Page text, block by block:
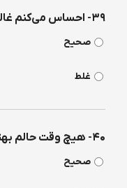
۳۹- احساس می‌كنم غالباً بی‌دلیل مجازات شده‌ام.
صحیح
غلط
۴۰- هیچ وقت حالم بهتر از حالا نبوده است.
صحیح